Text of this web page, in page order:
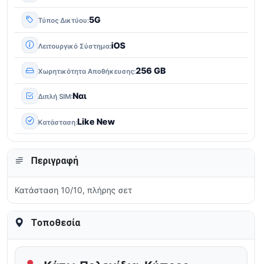
Τύπος Δικτύου 5G
Λειτουργικό Σύστημα iOS
Χωρητικότητα Αποθήκευσης 256 GB
Διπλή SIM Ναι
Κατάσταση Like New
Περιγραφή
Κατάσταση 10/10, πλήρης σετ
Τοποθεσία